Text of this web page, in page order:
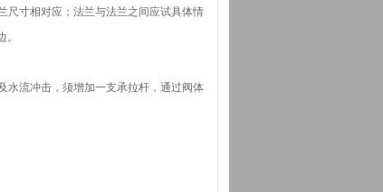
尺寸相对应；法兰与法兰之间应试具体情
水流冲击，须增加一支承拉杆，通过阀体